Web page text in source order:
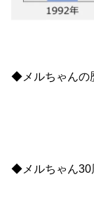
◆メルちゃんの
◆メルちゃん30